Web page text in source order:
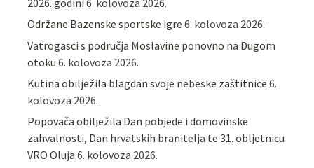
Održane Bazenske sportske igre 6. kolovoza 2026.
Vatrogasci s područja Moslavine ponovno na Dugom
otoku 6. kolovoza 2026.
Kutina obilježila blagdan svoje nebeske zaštitnice 6.
kolovoza 2026.
Popovača obilježila Dan pobjede i domovinske
zahvalnosti, Dan hrvatskih branitelja te 31. obljetnicu
VRO Oluja 6. kolovoza 2026.